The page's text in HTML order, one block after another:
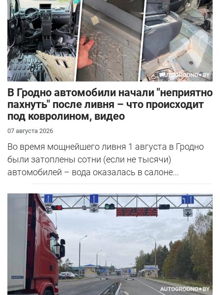
В Гродно автомобили начали "неприятно
пахнуть" после ливня – что происходит
под ковролином, видео
07 августа 2026
Во время мощнейшего ливня 1 августа в Гродно
были затоплены сотни (если не тысячи)
автомобилей – вода оказалась в салоне...